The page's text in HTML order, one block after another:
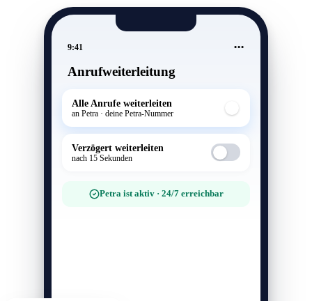
9:41
Anrufweiterleitung
Alle Anrufe weiterleiten
an Petra · deine Petra-Nummer
Verzögert weiterleiten
nach 15 Sekunden
Petra ist aktiv · 24/7 erreichbar